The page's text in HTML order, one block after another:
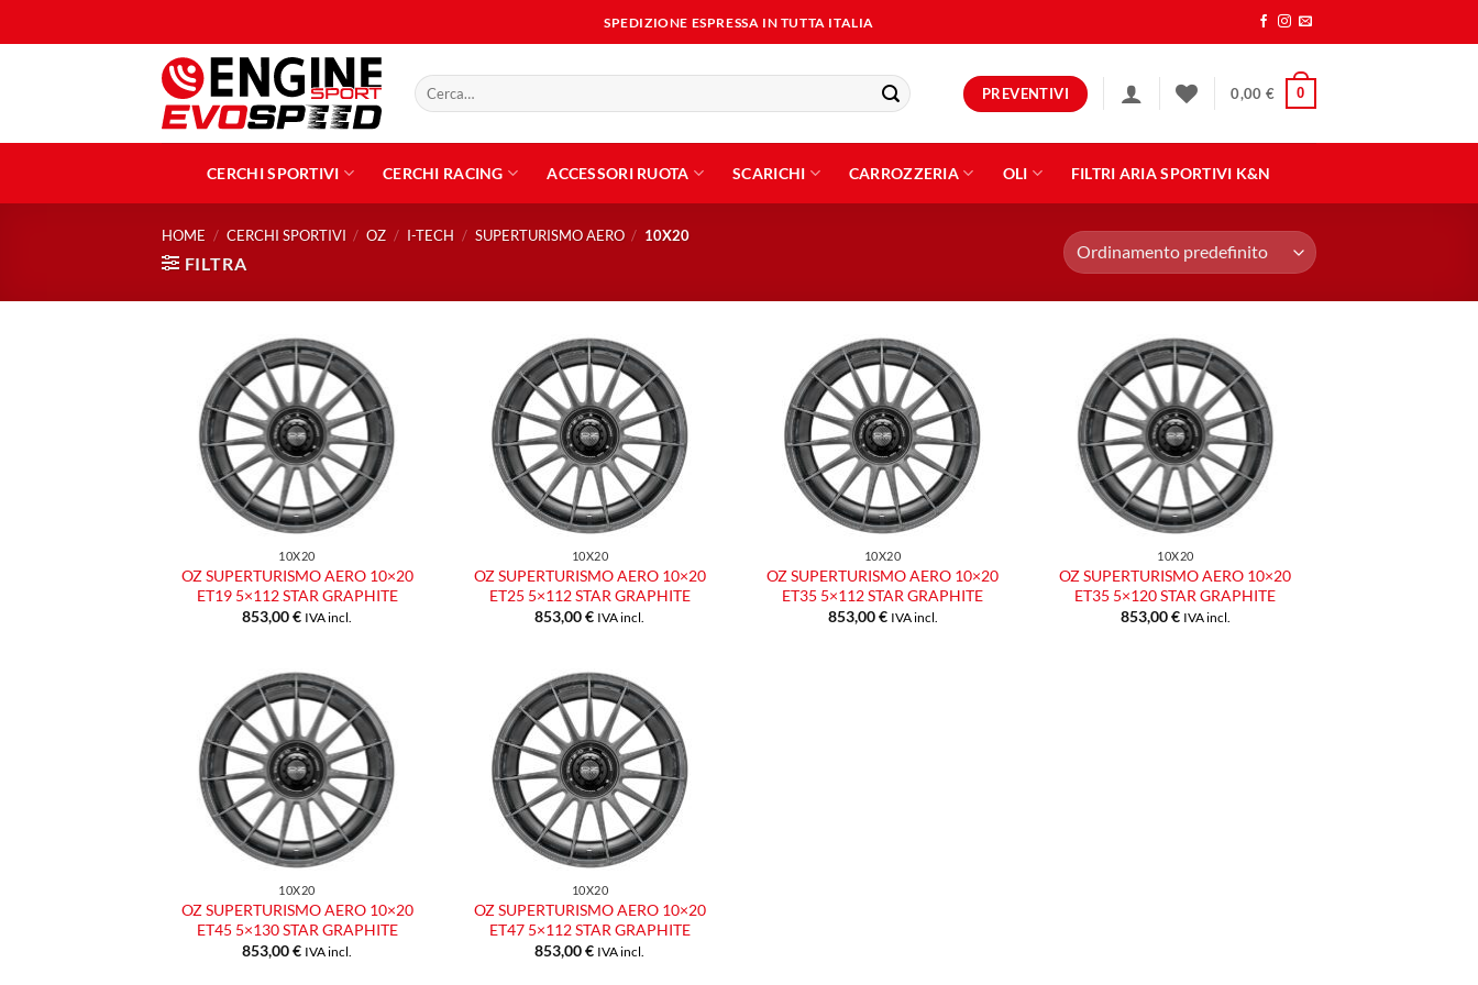
ai
SPEDIZIONE ESPRESSA IN TUTTA ITALIA
Cerca: PREVENTIVI 0,00 € 0
CERCHI SPORTIVI CERCHI RACING ACCESSORI RUOTA SCARICHI CARROZZERIA OLI FILTRI ARIA SPORTIVI K&N
HOME / CERCHI SPORTIVI / OZ / I-TECH / SUPERTURISMO AERO / 10X20
FILTRA
Aggiungi
alla lista
dei
desideri
10X20
OZ SUPERTURISMO AERO 10×20
ET19 5×112 STAR GRAPHITE
853,00€ IVA incl.
Aggiungi
alla lista
dei
desideri
10X20
OZ SUPERTURISMO AERO 10×20
ET25 5×112 STAR GRAPHITE
853,00€ IVA incl.
Aggiungi
alla lista
dei
desideri
10X20
OZ SUPERTURISMO AERO 10×20
ET35 5×112 STAR GRAPHITE
853,00€ IVA incl.
Aggiungi
alla lista
dei
desideri
10X20
OZ SUPERTURISMO AERO 10×20
ET35 5×120 STAR GRAPHITE
853,00€ IVA incl.
Aggiungi
alla lista
dei
desideri
10X20
OZ SUPERTURISMO AERO 10×20
ET45 5×130 STAR GRAPHITE
853,00€ IVA incl.
Aggiungi
alla lista
dei
desideri
10X20
OZ SUPERTURISMO AERO 10×20
ET47 5×112 STAR GRAPHITE
853,00€ IVA incl.